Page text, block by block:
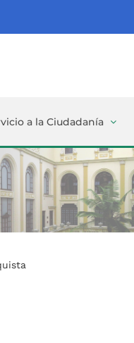
a la Ciudadanía